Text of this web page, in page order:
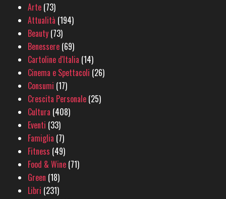
Arte (73)
Attualità (194)
Beauty (73)
Benessere (69)
Cartoline d'Italia (14)
Cinema e Spettacoli (26)
Consumi (17)
Crescita Personale (25)
Cultura (408)
Eventi (33)
Famiglia (7)
Fitness (49)
Food & Wine (71)
Green (18)
Libri (231)